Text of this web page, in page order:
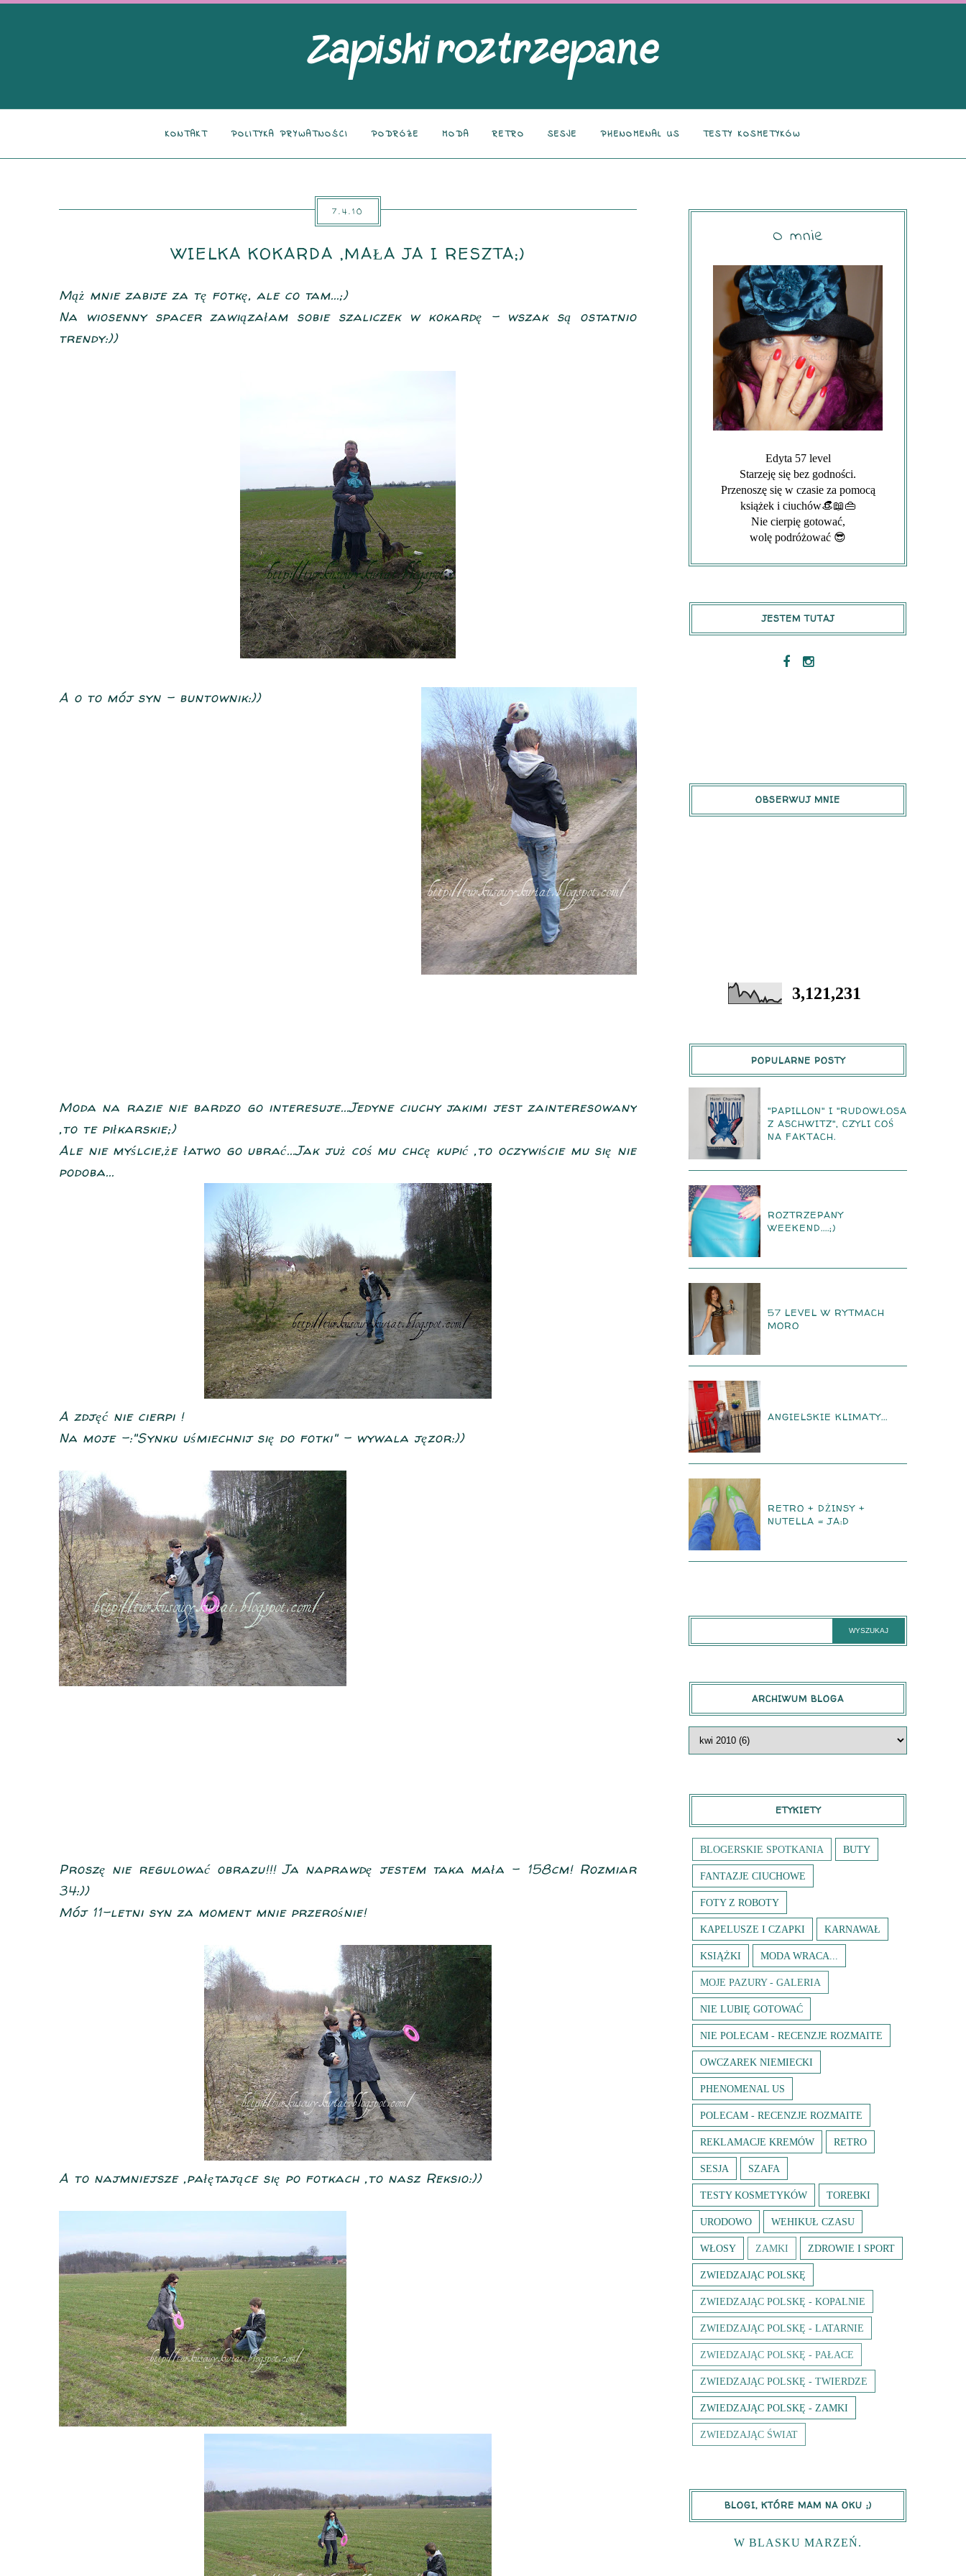
KONTAKT POLITYKA PRYWATNOŚCI PODRÓŻE MODA RETRO SESJE PHENOMENAL US TESTY KOSMETYKÓW
7.4.10
WIELKA KOKARDA ,MAŁA JA I RESZTA;)
Mąż mnie zabije za tę fotkę, ale co tam...;)
Na wiosenny spacer zawiązałam sobie szaliczek w kokardę - wszak są ostatnio
trendy:))
A o to mój syn - buntownik:))
Moda na razie nie bardzo go interesuje...Jedyne ciuchy jakimi jest zainteresowany
,to te piłkarskie;)
Ale nie myślcie,że łatwo go ubrać...Jak już coś mu chcę kupić ,to oczywiście mu się nie
podoba...
A zdjęć nie cierpi !
Na moje -:"Synku uśmiechnij się do fotki" - wywala jęzor:))
Proszę nie regulować obrazu!!! Ja naprawdę jestem taka mała - 158cm! Rozmiar
34:))
Mój 11-letni syn za moment mnie przerośnie!
A to najmniejsze ,pałętające się po fotkach ,to nasz Reksio:))
O mnie
Edyta 57 level
Starzeję się bez godności.
Przenoszę się w czasie za pomocą
książek i ciuchów👒📖👜
Nie cierpię gotować,
wolę podróżować 😎
JESTEM TUTAJ
OBSERWUJ MNIE
3,121,231
POPULARNE POSTY
"PAPILLON" I "RUDOWŁOSA
Z ASCHWITZ", CZYLI COŚ
NA FAKTACH.
ROZTRZEPANY
WEEKEND....;)
57 LEVEL W RYTMACH
MORO
ANGIELSKIE KLIMATY...
RETRO + DŻINSY +
NUTELLA = JA:D
ARCHIWUM BLOGA
ETYKIETY
BLOGERSKIE SPOTKANIA BUTY
FANTAZJE CIUCHOWE
FOTY Z ROBOTY
KAPELUSZE I CZAPKI KARNAWAŁ
KSIĄŻKI MODA WRACA...
MOJE PAZURY - GALERIA
NIE LUBIĘ GOTOWAĆ
NIE POLECAM - RECENZJE ROZMAITE
OWCZAREK NIEMIECKI
PHENOMENAL US
POLECAM - RECENZJE ROZMAITE
REKLAMACJE KREMÓW RETRO
SESJA SZAFA
TESTY KOSMETYKÓW TOREBKI
URODOWO WEHIKUŁ CZASU
WŁOSY ZAMKI ZDROWIE I SPORT
ZWIEDZAJĄC POLSKĘ
ZWIEDZAJĄC POLSKĘ - KOPALNIE
ZWIEDZAJĄC POLSKĘ - LATARNIE
ZWIEDZAJĄC POLSKĘ - PAŁACE
ZWIEDZAJĄC POLSKĘ - TWIERDZE
ZWIEDZAJĄC POLSKĘ - ZAMKI
ZWIEDZAJĄC ŚWIAT
BLOGI, KTÓRE MAM NA OKU ;)
W BLASKU MARZEŃ.